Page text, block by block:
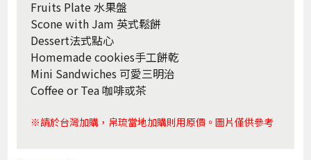
Fruits Plate 水果盤
Scone with Jam 英式鬆餅
Dessert法式點心
Homemade cookies手工餅乾
Mini Sandwiches 可愛三明治
Coffee or Tea 咖啡或茶
※請於台灣加購，帛琉當地加購則用原價。圖片僅供參考